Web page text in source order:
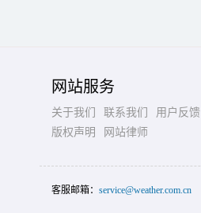
网站服务
关于我们 联系我们
用户反馈
版权声明
网站律师
客服邮箱： service@weather.com.cn